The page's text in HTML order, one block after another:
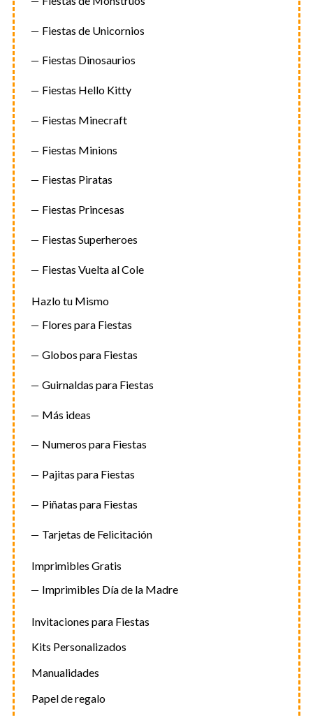
Fiestas de Unicornios
Fiestas Dinosaurios
Fiestas Hello Kitty
Fiestas Minecraft
Fiestas Minions
Fiestas Piratas
Fiestas Princesas
Fiestas Superheroes
Fiestas Vuelta al Cole
Hazlo tu Mismo
Flores para Fiestas
Globos para Fiestas
Guirnaldas para Fiestas
Más ideas
Numeros para Fiestas
Pajitas para Fiestas
Piñatas para Fiestas
Tarjetas de Felicitación
Imprimibles Gratis
Imprimibles Día de la Madre
Invitaciones para Fiestas
Kits Personalizados
Manualidades
Papel de regalo